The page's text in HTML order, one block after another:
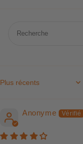
Sort by
Anonyme